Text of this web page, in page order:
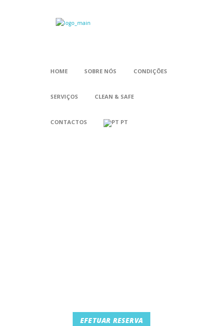
HOME SOBRE NÓS CONDIÇÕES
SERVIÇOS CLEAN & SAFE
CONTACTOS PT
EFETUAR RESERVA